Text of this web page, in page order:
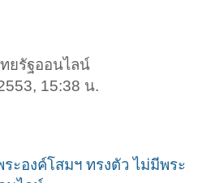
ยรัฐออนไลน์
15:38 น.
ะองค์โสมฯ ทรงตัว ไม่มีพระ